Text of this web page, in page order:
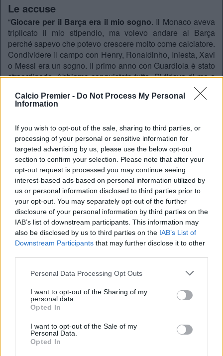
Calcio Premier - Do Not Process My Personal
Information
If you wish to opt-out of the sale, sharing to third parties, or
processing of your personal or sensitive information for
targeted advertising by us, please use the below opt-out
section to confirm your selection. Please note that after your
opt-out request is processed you may continue seeing
interest-based ads based on personal information utilized by
us or personal information disclosed to third parties prior to
your opt-out. You may separately opt-out of the further
disclosure of your personal information by third parties on the
IAB’s list of downstream participants. This information may
also be disclosed by us to third parties on the IAB’s List of
Downstream Participants that may further disclose it to other
Personal Data Processing Opt Outs
I want to opt-out of the Sharing of my
personal data.
Opted In
I want to opt-out of the Sale of my
Personal Data.
Opted In
Le accuse
“Giocare per il Barça era il mio sogno. Il Monaco aveva
triplicato il mio stipendio, ma volevo andare al Barça
perché sapevo che potevo crescere molto come calciatore.
Condividere il campo con Henry, Ronaldinho, Iniesta, Xavi
o Messi era un sogno. Il primo anno con Guardiola è stato
straordinario. Abbiamo conquistato tutto. Si fidava di me e
mi ha persino schierato come difensore centrale per
mettere Busquets al centro. Non abbiamo avuto alcun
problema.. In lui non vedo un uomo,
che dovevo tornare al Barcellona, che mi voleva. Mia
moglie mi disse: ‘Vuoi dare ascolto a queste sciocchezze?
Ti ha trattato come un cane e ora vuole che tu resti, e tu
resterai? Andiamo a Manchester.Non è un uomo, è
malvagio, come Satana“